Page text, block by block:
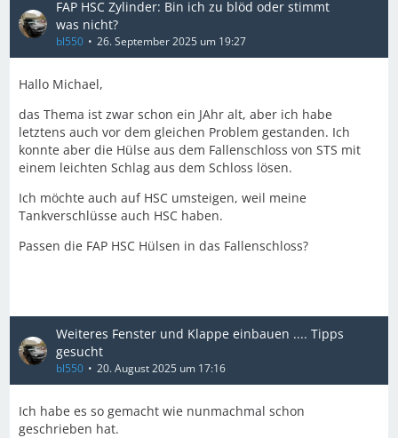
FAP HSC Zylinder: Bin ich zu blöd oder stimmt
was nicht?
bl550 26. September 2025 um 19:27
Hallo Michael,
das Thema ist zwar schon ein JAhr alt, aber ich habe
letztens auch vor dem gleichen Problem gestanden. Ich
konnte aber die Hülse aus dem Fallenschloss von STS mit
einem leichten Schlag aus dem Schloss lösen.
Ich möchte auch auf HSC umsteigen, weil meine
Tankverschlüsse auch HSC haben.
Passen die FAP HSC Hülsen in das Fallenschloss?
Weiteres Fenster und Klappe einbauen .... Tipps
gesucht
bl550 20. August 2025 um 17:16
Ich habe es so gemacht wie nunmachmal schon
geschrieben hat.